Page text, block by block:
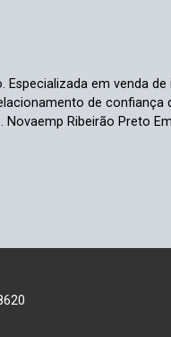
em venda
de confiança
Ribeirão Preto